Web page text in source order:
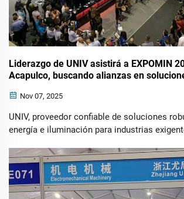
Liderazgo de UNIV asistirá a EXPOMIN
Acapulco, buscando alianzas en
Nov 07, 2025
UNIV, proveedor confiable de soluciones
energía e iluminación para industrias
el Sr. Fang, asistirá a la 36ª Feria
(EXPOMIN) 2025 en Acapulco, México. Este